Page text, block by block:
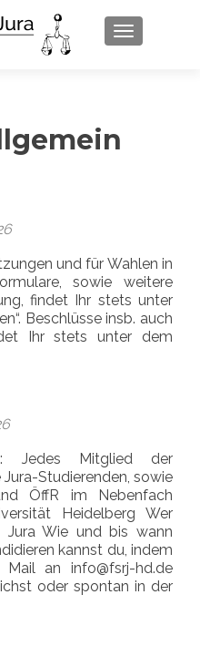
SCHALTE
und für Wahlen in
sowie weitere
findet Ihr stets unter
Beschlüsse insb. auch
Ihr stets unter dem
Jedes Mitglied der
Studierenden, sowie
ÖffR im Nebenfach
Heidelberg Wer
Jura Wie und bis wann
kannst du, indem
an info@fsrj-hd.de
oder spontan in der
more about Drei